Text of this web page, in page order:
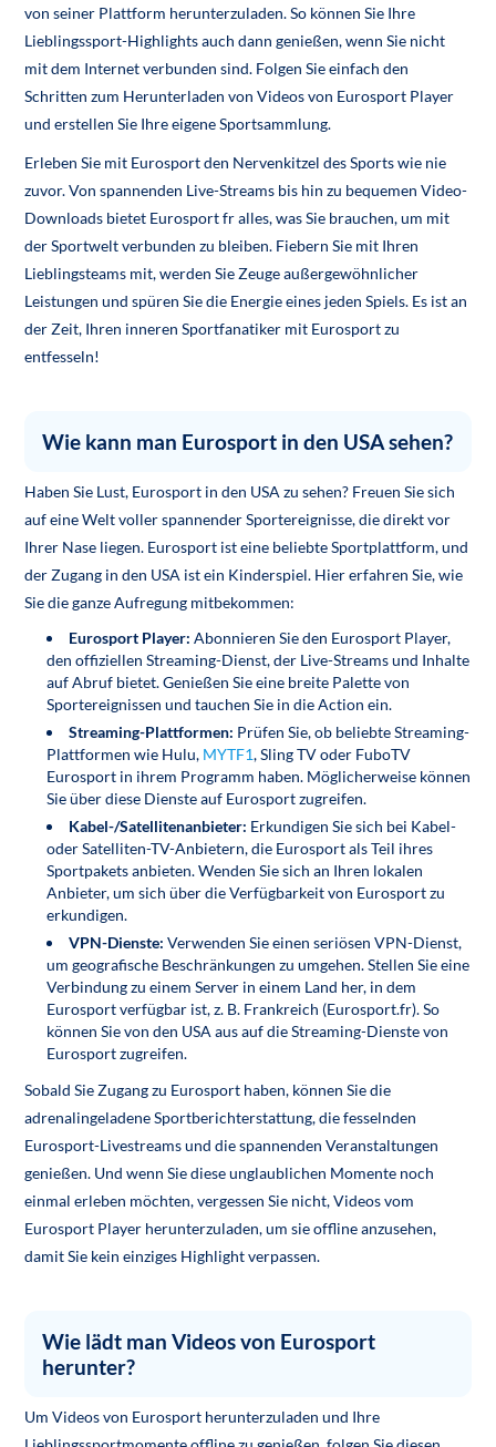
von seiner Plattform herunterzuladen. So können Sie Ihre
Lieblingssport-Highlights auch dann genießen, wenn Sie nicht
mit dem Internet verbunden sind. Folgen Sie einfach den
Schritten zum Herunterladen von Videos von Eurosport Player
und erstellen Sie Ihre eigene Sportsammlung.
Erleben Sie mit Eurosport den Nervenkitzel des Sports wie nie
zuvor. Von spannenden Live-Streams bis hin zu bequemen Video-
Downloads bietet Eurosport fr alles, was Sie brauchen, um mit
der Sportwelt verbunden zu bleiben. Fiebern Sie mit Ihren
Lieblingsteams mit, werden Sie Zeuge außergewöhnlicher
Leistungen und spüren Sie die Energie eines jeden Spiels. Es ist an
der Zeit, Ihren inneren Sportfanatiker mit Eurosport zu
entfesseln!
Wie kann man Eurosport in den USA sehen?
Haben Sie Lust, Eurosport in den USA zu sehen? Freuen Sie sich
auf eine Welt voller spannender Sportereignisse, die direkt vor
Ihrer Nase liegen. Eurosport ist eine beliebte Sportplattform, und
der Zugang in den USA ist ein Kinderspiel. Hier erfahren Sie, wie
Sie die ganze Aufregung mitbekommen:
Eurosport Player: Abonnieren Sie den Eurosport Player,
den offiziellen Streaming-Dienst, der Live-Streams und Inhalte
auf Abruf bietet. Genießen Sie eine breite Palette von
Sportereignissen und tauchen Sie in die Action ein.
Streaming-Plattformen: Prüfen Sie, ob beliebte Streaming-
Plattformen wie Hulu, MYTF1, Sling TV oder FuboTV
Eurosport in ihrem Programm haben. Möglicherweise können
Sie über diese Dienste auf Eurosport zugreifen.
Kabel-/Satellitenanbieter: Erkundigen Sie sich bei Kabel-
oder Satelliten-TV-Anbietern, die Eurosport als Teil ihres
Sportpakets anbieten. Wenden Sie sich an Ihren lokalen
Anbieter, um sich über die Verfügbarkeit von Eurosport zu
erkundigen.
VPN-Dienste: Verwenden Sie einen seriösen VPN-Dienst,
um geografische Beschränkungen zu umgehen. Stellen Sie eine
Verbindung zu einem Server in einem Land her, in dem
Eurosport verfügbar ist, z. B. Frankreich (Eurosport.fr). So
können Sie von den USA aus auf die Streaming-Dienste von
Eurosport zugreifen.
Sobald Sie Zugang zu Eurosport haben, können Sie die
adrenalingeladene Sportberichterstattung, die fesselnden
Eurosport-Livestreams und die spannenden Veranstaltungen
genießen. Und wenn Sie diese unglaublichen Momente noch
einmal erleben möchten, vergessen Sie nicht, Videos vom
Eurosport Player herunterzuladen, um sie offline anzusehen,
damit Sie kein einziges Highlight verpassen.
Wie lädt man Videos von Eurosport
herunter?
Um Videos von Eurosport herunterzuladen und Ihre